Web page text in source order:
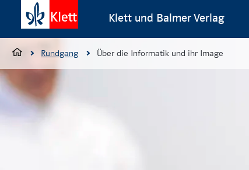
Klett und Balmer Verlag
Rundgang Über die Informatik und ihr Image